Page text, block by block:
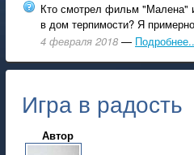
Кто смотрел фильм "Малена"
в дом терпимости? Я
4 февраля 2018 —
Игра в радость
Автор